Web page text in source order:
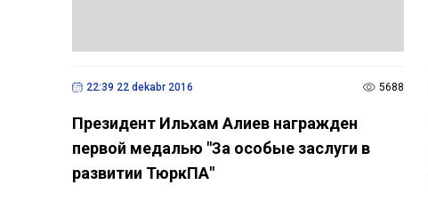
22:39 22 dekabr 2016 5688
Президент Ильхам Алиев награжден
первой медалью "За особые заслуги в
развитии ТюркПА"